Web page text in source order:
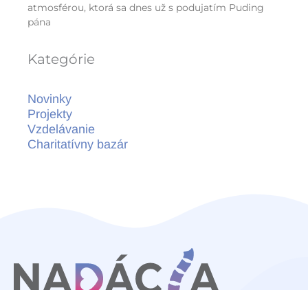
atmosférou, ktorá sa dnes už s podujatím Puding
pána
Kategórie
Novinky
Projekty
Vzdelávanie
Charitatívny bazár